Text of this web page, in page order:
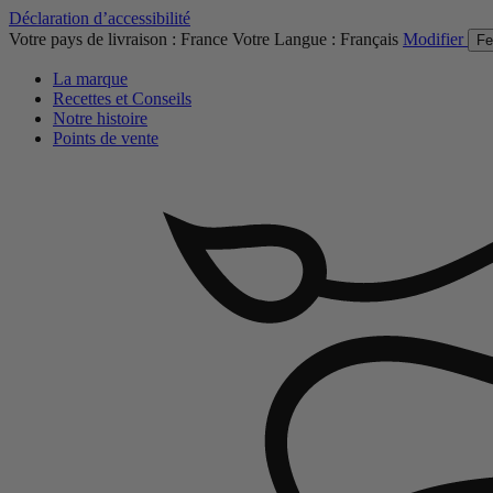
Déclaration d’accessibilité
Votre pays de livraison : France Votre Langue : Français Modifier
La marque
Recettes et Conseils
Notre histoire
Points de vente